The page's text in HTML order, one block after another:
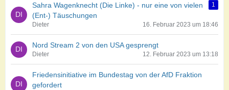
Sahra Wagenknecht (Die Linke) - nur eine von vielen
(Ent-) Täuschungen
1
Dieter 16. Februar 2023 um 18:46
Nord Stream 2 von den USA gesprengt
Dieter 12. Februar 2023 um 13:18
Friedensinitiative im Bundestag von der AfD Fraktion
gefordert